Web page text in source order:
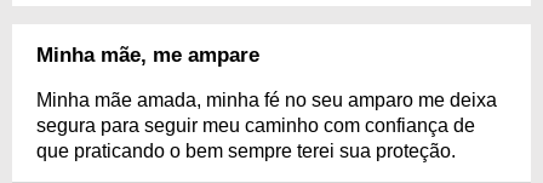
Minha mãe, me ampare
Minha mãe amada, minha fé no seu amparo me deixa
segura para seguir meu caminho com confiança de
que praticando o bem sempre terei sua proteção.